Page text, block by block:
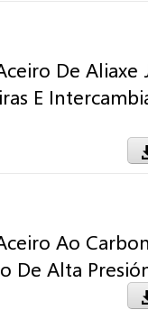
De Aliaxe
E
Ao
De Alta